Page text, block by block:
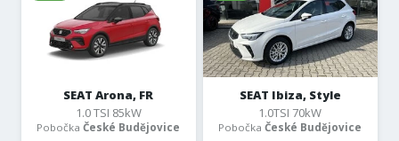
SEAT Arona, FR
1.0 TSI 85kW
PobočkaČeské Budějovice
SEAT Ibiza, Style
1.0TSI 70kW
PobočkaČeské Budějovice